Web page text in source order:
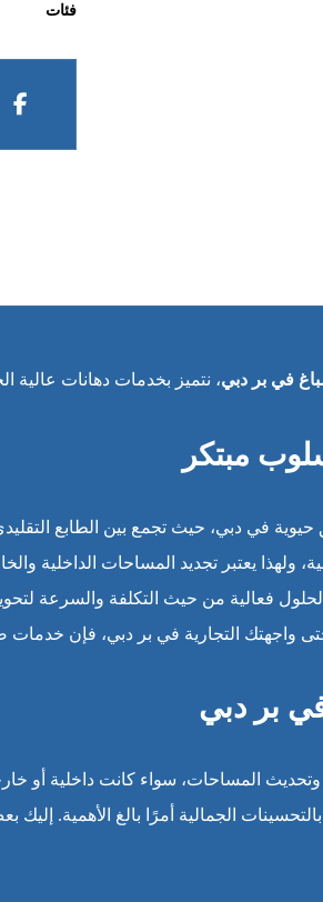
فئات
في بر دبي، نتميز بخدمات دهانات عالية
مبتكر
في دبي، حيث تجمع بين الطابع
ولهذا يعتبر تجديد المساحات الداخلية
فعالية من حيث التكلفة والسرعة
واجهتك التجارية في بر دبي، فإن خدمات
بر دبي
المساحات، سواء كانت داخلية أو
بالتحسينات الجمالية أمرًا بالغ الأهمية.